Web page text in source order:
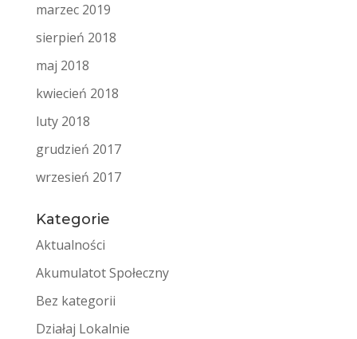
marzec 2019
sierpień 2018
maj 2018
kwiecień 2018
luty 2018
grudzień 2017
wrzesień 2017
Kategorie
Aktualności
Akumulatot Społeczny
Bez kategorii
Działaj Lokalnie